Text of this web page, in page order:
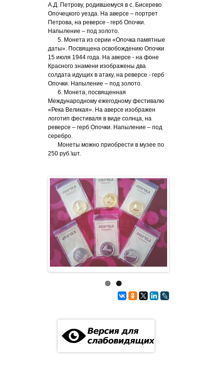
А.Д. Петрову, родившемуся в с. Бисерево
Опочецкого уезда. На аверсе – портрет
Петрова, на реверсе - герб Опочки.
Напыление – под золото.
5. Монета из серии «Опочка памятные
даты». Посвящена освобождению Опочки
15 июля 1944 года. На аверсе - на фоне
Красного знамени изображены два
солдата идущих в атаку, на реверсе - герб
Опочки. Напыление – под золото.
6. Монета, посвященная
Международному ежегодному фестивалю
«Река Великая». На аверсе изображен
логотип фестиваля в виде солнца, на
реверсе – герб Опочки. Напыление – под
серебро.
Монеты можно приобрести в музее по
250 руб.\шт.